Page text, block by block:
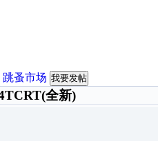
跳蚤市场 我要发帖
全新)